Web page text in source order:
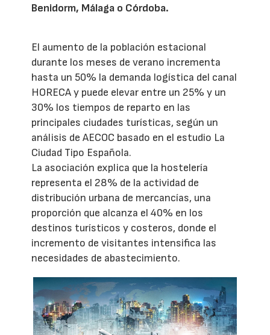
Benidorm, Málaga o Córdoba.
El aumento de la población estacional
durante los meses de verano incrementa
hasta un 50% la demanda logística del canal
HORECA y puede elevar entre un 25% y un
30% los tiempos de reparto en las
principales ciudades turísticas, según un
análisis de AECOC basado en el estudio La
Ciudad Tipo Española.
La asociación explica que la hostelería
representa el 28% de la actividad de
distribución urbana de mercancías, una
proporción que alcanza el 40% en los
destinos turísticos y costeros, donde el
incremento de visitantes intensifica las
necesidades de abastecimiento.